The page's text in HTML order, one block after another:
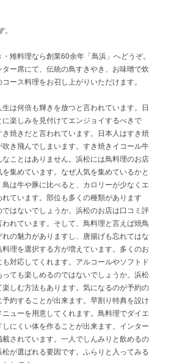
雉料理なら創業60余年「鳥浜」へどうぞ。
ー席にて、伝統の鳥すきやき、お味噌で炊
ース料理をお召し上がりいただけます。
は何倍も輝きを放つと言われています。日
楽しみを見付けてエンジョイするべきで
焼きだと言われています。日本人はすき焼
き飛んでしまいます。すき焼きイコール牛
ことはありません。浜松には鳥料理のお店
集めています。なぜ人気を集めているかと
は牛や豚に比べると、カロリーが少なくエ
ています。部位も多くの種類があります
はないでしょうか。浜松のお店は口コミ評
れています。そして、鳥料理と言えば焼鳥
の魅力がありますし、唐揚げも忘れてはな
理を選択する方が増えています。多くのお
対応してくれます。アルコールやソフトド
ても楽しめるのではないでしょうか。浜松
しむ方法もあります。気になるのが予約の
約することが出来ます。早割り特典を設け
ューを用意してくれます。鳥料理でダイエ
にくい体を作ることが出来ます。インター
されています。一人でしんみりと飲めるの
が選ばれる要因です。ふらりと入ってみる